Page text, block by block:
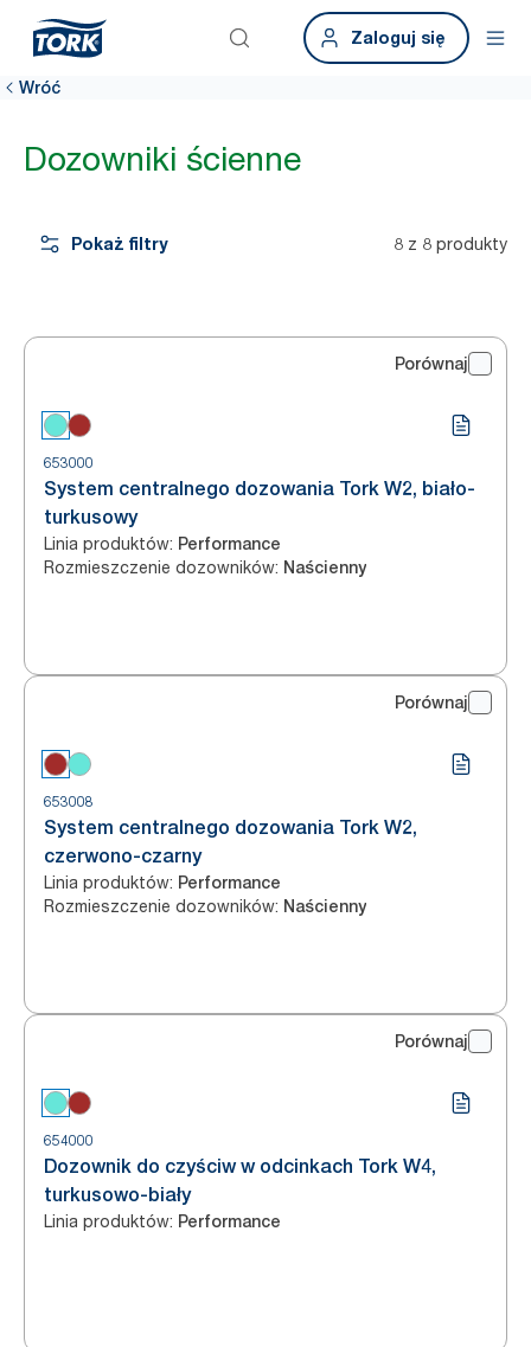
Zaloguj się
Wróć
Dozowniki ścienne
Pokaż filtry 8 z 8 produkty
Porównaj
653000
System centralnego dozowania Tork W2, biało-
turkusowy
Linia produktów: Performance
Rozmieszczenie dozowników: Naścienny
Porównaj
653008
System centralnego dozowania Tork W2,
czerwono-czarny
Linia produktów: Performance
Rozmieszczenie dozowników: Naścienny
Porównaj
654000
Dozownik do czyściw w odcinkach Tork W4,
turkusowo-biały
Linia produktów: Performance